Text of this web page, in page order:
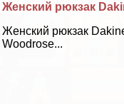
Женский рюкзак
Женский рюкзак
Woodrose...